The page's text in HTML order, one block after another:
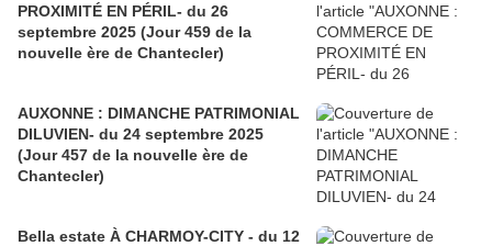
PROXIMITÉ EN PÉRIL- du 26
septembre 2025 (Jour 459 de la
nouvelle ère de Chantecler)
AUXONNE : DIMANCHE PATRIMONIAL
DILUVIEN- du 24 septembre 2025
(Jour 457 de la nouvelle ère de
Chantecler)
Bella estate À CHARMOY-CITY - du 12